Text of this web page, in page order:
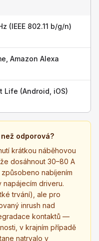
(IEEE 802.11 b/g/n)
Amazon Alexa
Life (Android, iOS)
než odporová?
krátkou náběhovou
dosáhnout 30–80 A
nabíjením
driveru.
trvání), ale pro
inrush nad
kontaktů —
v krajním případě
natrvalo v